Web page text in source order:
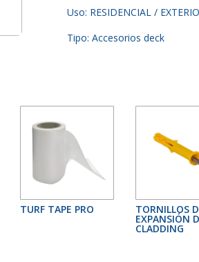
Uso: RESIDENCIAL /
Tipo: Accesorios deck
TURF TAPE PRO TORNILLOS
EXPANSIÓN
CLADDING